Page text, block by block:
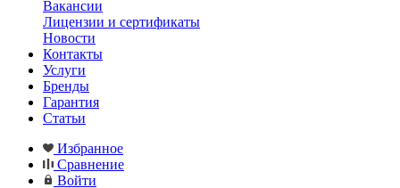
Вакансии
Лицензии и сертификаты
Новости
Контакты
Услуги
Бренды
Гарантия
Статьи
Избранное
Сравнение
Войти